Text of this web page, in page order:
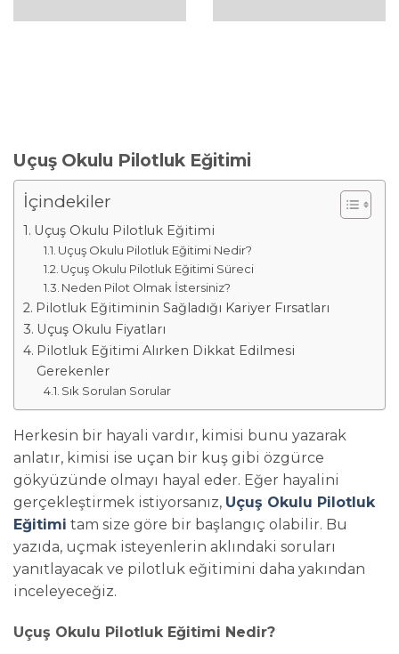
Uçuş Okulu Pilotluk Eğitimi
İçindekiler
Uçuş Okulu Pilotluk Eğitimi
Uçuş Okulu Pilotluk Eğitimi Nedir?
Uçuş Okulu Pilotluk Eğitimi Süreci
Neden Pilot Olmak İstersiniz?
Pilotluk Eğitiminin Sağladığı Kariyer Fırsatları
Uçuş Okulu Fiyatları
Pilotluk Eğitimi Alırken Dikkat Edilmesi
Gerekenler
Sık Sorulan Sorular
Herkesin bir hayali vardır, kimisi bunu yazarak
anlatır, kimisi ise uçan bir kuş gibi özgürce
gökyüzünde olmayı hayal eder. Eğer hayalini
gerçekleştirmek istiyorsanız, Uçuş Okulu Pilotluk
Eğitimi tam size göre bir başlangıç olabilir. Bu
yazıda, uçmak isteyenlerin aklındaki soruları
yanıtlayacak ve pilotluk eğitimini daha yakından
inceleyeceğiz.
Uçuş Okulu Pilotluk Eğitimi Nedir?